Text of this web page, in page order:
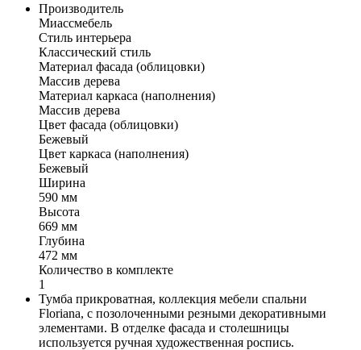
Производитель
Миассмебель
Стиль интерьера
Классический стиль
Материал фасада (облицовки)
Массив дерева
Материал каркаса (наполнения)
Массив дерева
Цвет фасада (облицовки)
Бежевый
Цвет каркаса (наполнения)
Бежевый
Ширина
590 мм
Высота
669 мм
Глубина
472 мм
Количество в комплекте
1
Тумба прикроватная, коллекция мебели спальни
Floriana, с позолоченными резными декоративными
элементами. В отделке фасада и столешницы
используется ручная художественная роспись.